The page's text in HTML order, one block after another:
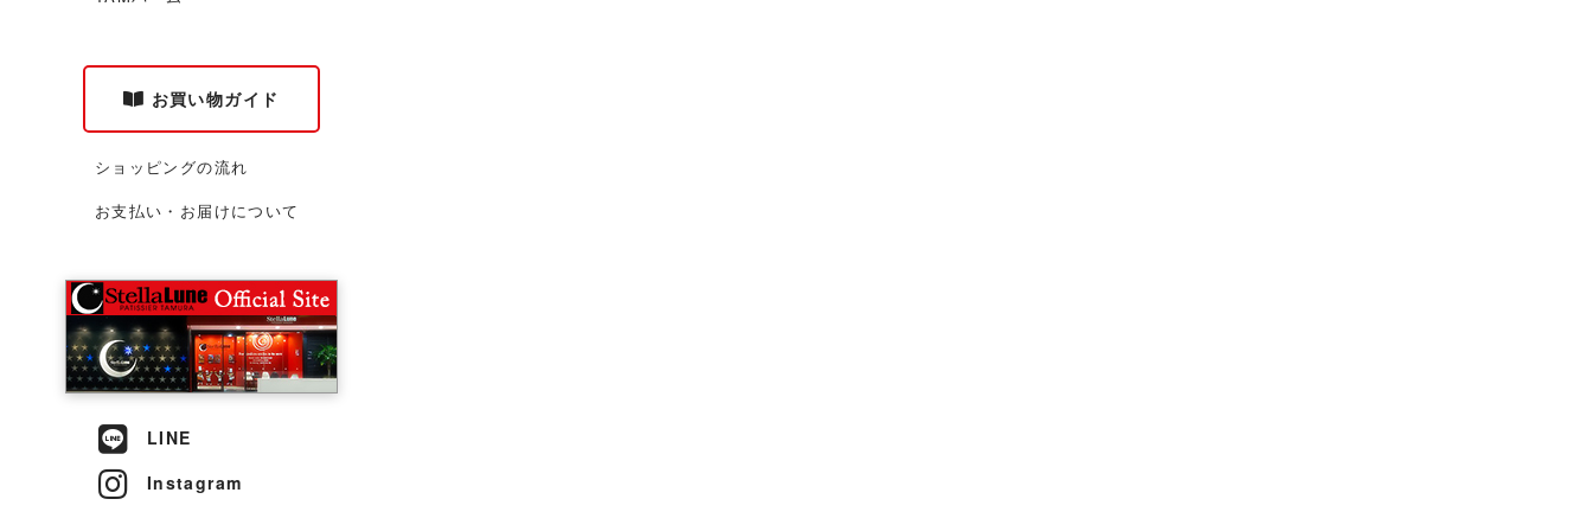
お買い物ガイド
ショッピングの流れ
お支払い・お届けについて
LINE
Instagram